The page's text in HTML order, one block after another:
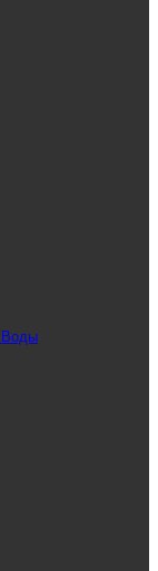
Воды